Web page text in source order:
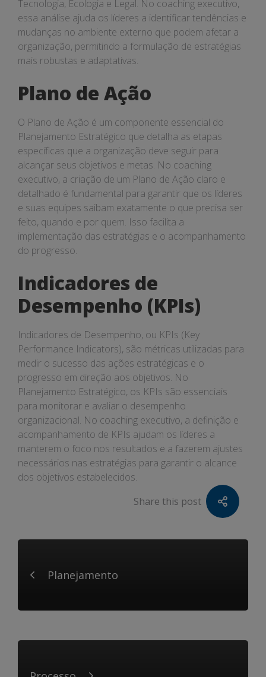
Tecnologia, Ecologia e Legal. No coaching executivo,
essa análise ajuda os líderes a identificar tendências e
mudanças no ambiente externo que podem afetar a
organização, permitindo a formulação de estratégias
mais robustas e adaptativas.
Plano de Ação
O Plano de Ação é um componente essencial do
Planejamento Estratégico que detalha as etapas
específicas que a organização deve seguir para
alcançar seus objetivos e metas. No coaching
executivo, a criação de um Plano de Ação claro e
detalhado é fundamental para garantir que os líderes
e suas equipes saibam exatamente o que precisa ser
feito, quando e por quem. Isso facilita a
implementação das estratégias e o acompanhamento
do progresso.
Indicadores de
Desempenho (KPIs)
Indicadores de Desempenho, ou KPIs (Key
Performance Indicators), são métricas utilizadas para
medir o sucesso das ações estratégicas e o
progresso em direção aos objetivos. No
Planejamento Estratégico, os KPIs são essenciais
para monitorar e avaliar o desempenho
organizacional. No coaching executivo, a definição e
acompanhamento de KPIs ajudam os líderes a
manterem o foco nos resultados e a fazerem ajustes
necessários nas estratégias para garantir o alcance
dos objetivos estabelecidos.
Share this post
Planejamento